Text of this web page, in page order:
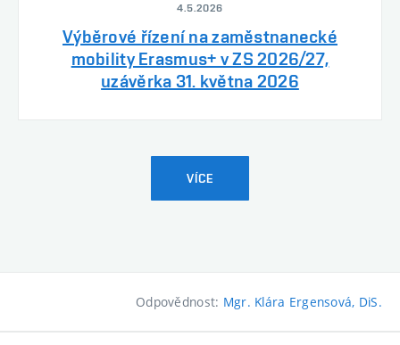
4.5.2026
Výběrové řízení na zaměstnanecké
mobility Erasmus+ v ZS 2026/27,
uzávěrka 31. května 2026
VÍCE
Odpovědnost: Mgr. Klára Ergensová, DiS.